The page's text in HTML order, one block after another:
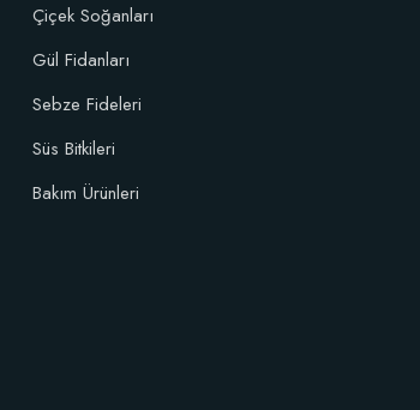
Çiçek Soğanları
Gül Fidanları
Sebze Fideleri
Süs Bitkileri
Bakım Ürünleri